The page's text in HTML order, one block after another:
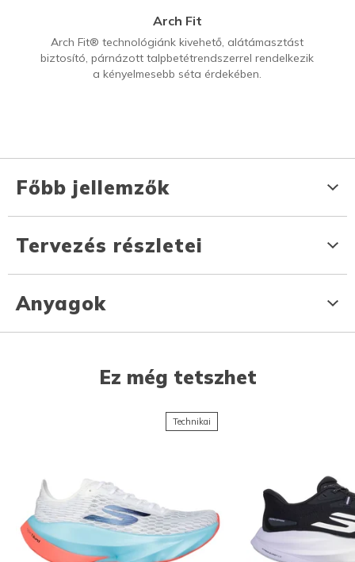
Arch Fit
Arch Fit® technológiánk kivehető, alátámasztást
biztosító, párnázott talpbetétrendszerrel rendelkezik
a kényelmesebb séta érdekében.
Főbb jellemzők
Tervezés részletei
Anyagok
Ez még tetszhet
Technikai